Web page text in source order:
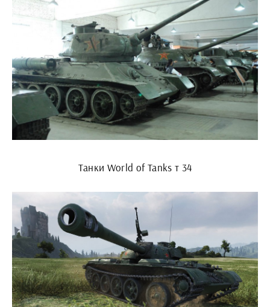
Танки World of Tanks т 34